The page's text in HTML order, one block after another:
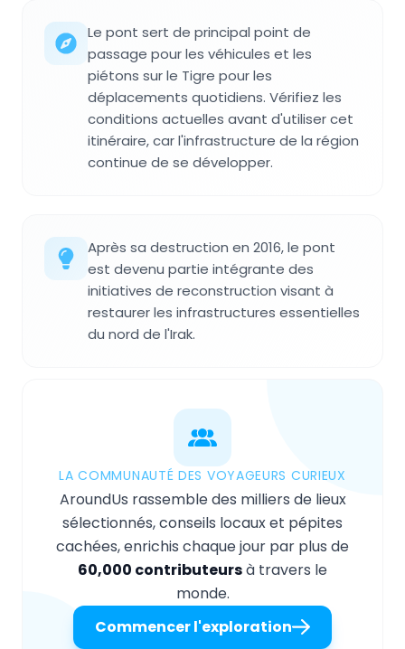
Le pont sert de principal point de
passage pour les véhicules et les
piétons sur le Tigre pour les
déplacements quotidiens. Vérifiez les
conditions actuelles avant d'utiliser cet
itinéraire, car l'infrastructure de la région
continue de se développer.
Après sa destruction en 2016, le pont
est devenu partie intégrante des
initiatives de reconstruction visant à
restaurer les infrastructures essentielles
du nord de l'Irak.
LA COMMUNAUTÉ DES VOYAGEURS CURIEUX
AroundUs rassemble des milliers de lieux
sélectionnés, conseils locaux et pépites
cachées, enrichis chaque jour par plus de
60,000 contributeursà travers le
monde.
Commencer l'exploration